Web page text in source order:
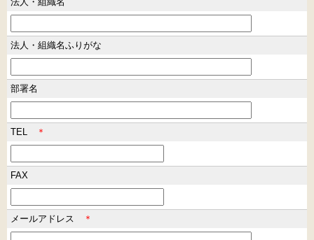
法人・組織名ふりがな
部署名
TEL ＊
FAX
メールアドレス ＊